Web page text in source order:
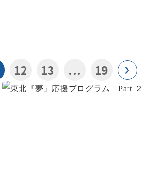
12 13 ... 19